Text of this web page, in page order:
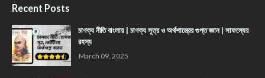
Recent Posts
চাণক্য নীতি বাংলায় | চাণক্য সূত্র ও অর্থশাস্ত্রের গুপ্ত জ্ঞান | সাফল্যের
রহস্য
March 09, 2025